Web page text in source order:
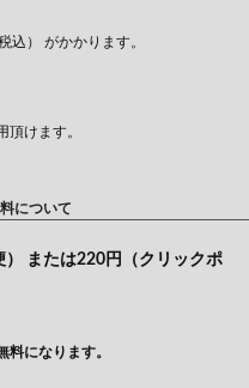
込） がかかります。
頂けます。
について
または220円（クリックポ
料になります。